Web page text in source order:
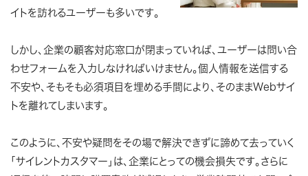
イトを訪れるユーザーも多いです。
しかし、企業の顧客対応窓口が閉まっていれば、ユーザーは問い合
わせフォームを入力しなければいけません。個人情報を送信する
不安や、そもそも必須項目を埋める手間により、そのままWebサイ
トを離れてしまいます。
このように、不安や疑問をその場で解決できずに諦めて去っていく
「サイレントカスタマー」は、企業にとっての機会損失です。さらに